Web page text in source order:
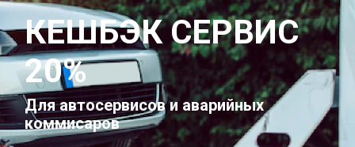
КЕШБЭК СЕРВИС
20%
Для автосервисов и аварийных
коммисаров